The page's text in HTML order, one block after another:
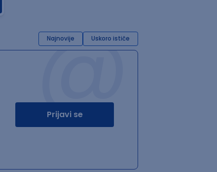
Najnovije Uskoro ističe
@
Prijavi se